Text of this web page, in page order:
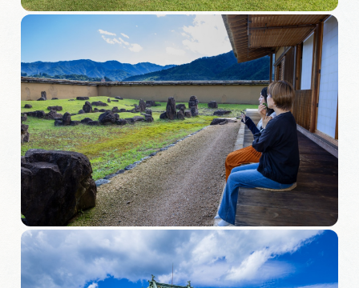
インフォメーション
ぎふ旅レポーター記事
早わかり岐阜
買い物・お土産
体験予約サイト「ＶＩＳＩＴ岐阜県」
岐阜県アウトドア観光キャンペーン
岐阜県まるごと観光エリアガイド